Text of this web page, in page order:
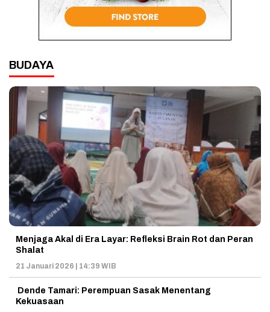
BUDAYA
Menjaga Akal di Era Layar: Refleksi Brain Rot dan Peran
Shalat
21 Januari 2026 | 14:39 WIB
Dende Tamari: Perempuan Sasak Menentang
Kekuasaan